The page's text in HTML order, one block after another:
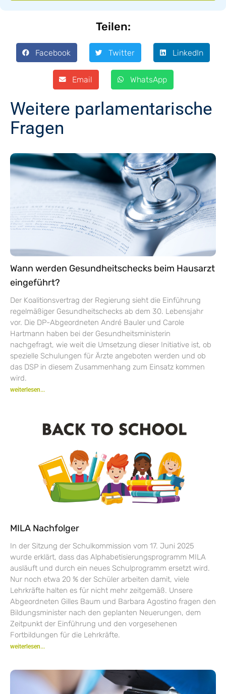
Teilen:
Facebook Twitter LinkedIn
Email WhatsApp
Weitere parlamentarische
Fragen
Wann werden Gesundheitschecks beim Hausarzt
eingeführt?
Der Koalitionsvertrag der Regierung sieht die Einführung
regelmäßiger Gesundheitschecks ab dem 30. Lebensjahr
vor. Die DP-Abgeordneten André Bauler und Carole
Hartmann haben bei der Gesundheitsministerin
nachgefragt, wie weit die Umsetzung dieser Initiative ist, ob
spezielle Schulungen für Ärzte angeboten werden und ob
das DSP in diesem Zusammenhang zum Einsatz kommen
wird.
weiterlesen...
MILA Nachfolger
In der Sitzung der Schulkommission vom 17. Juni 2025
wurde erklärt, dass das Alphabetisierungsprogramm MILA
ausläuft und durch ein neues Schulprogramm ersetzt wird.
Nur noch etwa 20 % der Schüler arbeiten damit, viele
Lehrkräfte halten es für nicht mehr zeitgemäß. Unsere
Abgeordneten Gilles Baum und Barbara Agostino fragen den
Bildungsminister nach den geplanten Neuerungen, dem
Zeitpunkt der Einführung und den vorgesehenen
Fortbildungen für die Lehrkräfte.
weiterlesen...